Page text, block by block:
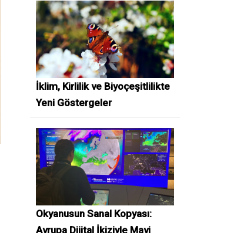
İklim, Kirlilik ve Biyoçeşitlilikte
Yeni Göstergeler
Okyanusun Sanal Kopyası:
Avrupa Dijital İkiziyle Mavi